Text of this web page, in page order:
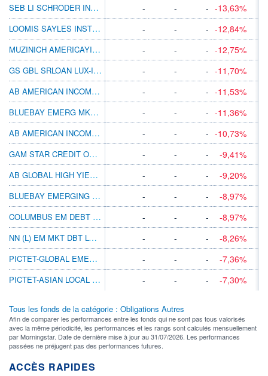
SEB LI SCHRODER INTL SEL US DOLLAR BDEUR
- - - -13,63%
LOOMIS SAYLES INSTL HIGH INC I/A USD
- - - -12,84%
MUZINICH AMERICAYIELD HGBP INC A
- - - -12,75%
GS GBL SRLOAN LUX-I DISM JPY(HG I)
- - - -11,70%
AB AMERICAN INCOME BT AUD H
- - - -11,53%
BLUEBAY EMERG MKT LCL CCY BD I EUR (AID)
- - - -11,36%
AB AMERICAN INCOME BT CAD H
- - - -10,73%
GAM STAR CREDIT OPPS (GBP) GBP ACC
- - -
-9,41%
AB GLOBAL HIGH YIELD BT CAD H
- - -
-9,20%
BLUEBAY EMERGING MKT CORP BD R SEK
- - -
-8,97%
COLUMBUS EM DEBT INVESTMENT GRADE
- - -
-8,97%
NN (L) EM MKT DBT LC I CAP PLN H I
- - -
-8,26%
PICTET-GLOBAL EMERGING DEBT HI JPY
- - -
-7,36%
PICTET-ASIAN LOCAL CCY DEBT HP EUR
- - - -7,30%
Tous les fonds de la catégorie : Obligations Autres
Afin de comparer les performances entre les fonds qui ne sont pas tous valorisés
avec la même périodicité, les performances et les rangs sont calculés mensuellement
par Morningstar. Date de dernière mise à jour au 31/07/2026. Les performances
passées ne préjugent pas des performances futures.
ACCÈS RAPIDES